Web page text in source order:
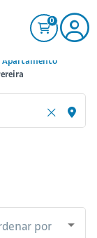
0
Apartamento
por